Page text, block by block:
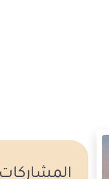
المشاركات